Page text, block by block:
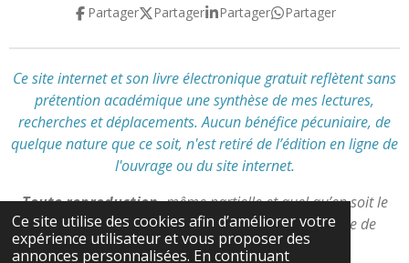
Ce site utilise des cookies afin d’améliorer votre
expérience utilisateur et vous proposer des
annonces personnalisées. En continuant
a
é
t
o
o
i
l
e
o
i
l
e
s
o
i
l
e
s
o
i
l
e
s
o
i
l
e
s
y
r
l
'
é
v
a
l
u
a
t
i
Partager Partager Partager Partager
Ce site internet et son livre électronique gratuit reflètentsans
prétention académique une synthèse de mes lectures,
recherches et déplacements.Aucun bénéfice pécuniaire, de
quelque nature que ce soit, n'est retiré de l’édition en ligne de
l'ouvrage ou du site internet.
Toute reproduction,même partielle et quel qu’en soit le
support,est interditesans autorisation préalable de
l’auteur.